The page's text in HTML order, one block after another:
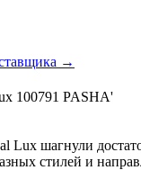
→
100791 PASHA'
Lux шагнули
стилей и